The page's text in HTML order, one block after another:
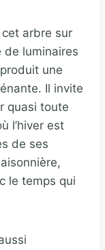
arbre sur
de luminaires
une
Il invite
quasi toute
l’hiver est
de ses
le temps qui